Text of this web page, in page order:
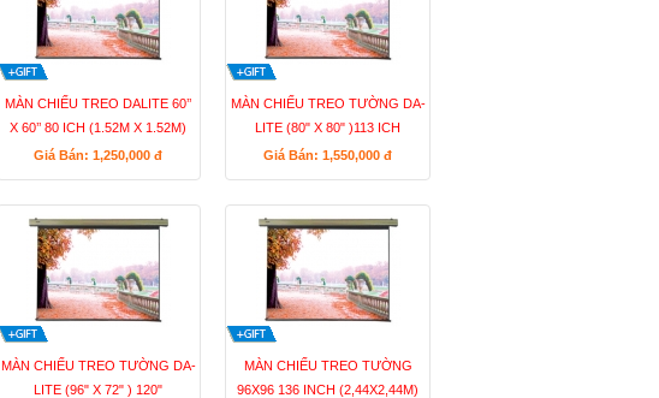
MÀN CHIẾU TREO DALITE 60’’
X 60’’ 80 ICH (1.52M X 1.52M)
Giá Bán: 1,250,000đ
MÀN CHIẾU TREO TƯỜNG DA-
LITE (80" X 80" )113 ICH
(2.03X2.03M)
Giá Bán: 1,550,000đ
MÀN CHIẾU TREO TƯỜNG DA-
LITE (96" X 72" ) 120"
MÀN CHIẾU TREO TƯỜNG
96X96 136 INCH (2,44X2,44M)